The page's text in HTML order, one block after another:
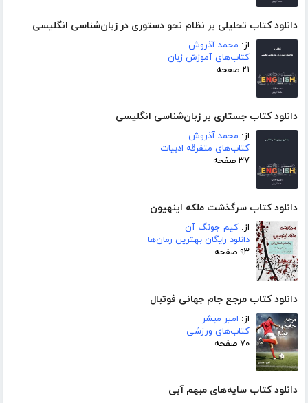
دانلود کتاب تحلیلی بر نظام نحو دستوری در زبان‌شناسی انگلیسی
از: محمد آذروش
کتاب‌های آموزش زبان
۲۱ صفحه
دانلود کتاب جستاری بر زبان‌شناسی انگلیسی
از: محمد آذروش
کتاب‌های متفرقه ادبیات
۳۷ صفحه
دانلود کتاب سرگذشت ملکه اینهیون
از: کیم جونگ آن
دانلود رایگان بهترین رمان‌ها
۹۳ صفحه
دانلود کتاب مرجع جام جهانی فوتبال
از: امیر مبشر
کتاب‌های ورزشی
۷۰ صفحه
دانلود کتاب سایه‌های مبهم آبی